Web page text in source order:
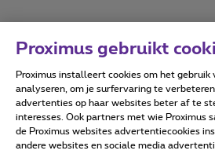
Forumvoorwaarden
Proximus gebruikt
Proximus installeert cookies om het gebruik
analyseren, om je surfervaring te
advertenties op haar websites beter af te
interesses. Ook partners met wie Proximus
de Proximus websites advertentiecookies
andere websites en sociale media